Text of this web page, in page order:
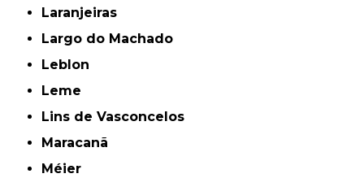
Laranjeiras
Largo do Machado
Leblon
Leme
Lins de Vasconcelos
Maracanã
Méier